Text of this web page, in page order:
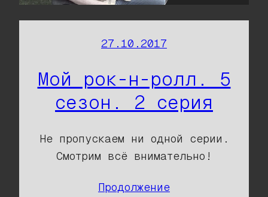
27.10.2017
Мой рок-н-ролл. 5
сезон. 2 серия
Не пропускаем ни одной серии.
Смотрим всё внимательно!
Продолжение